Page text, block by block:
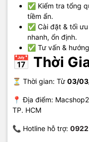
✅ Kiểm tra tổng
tiềm ẩn.
✅ Cài đặt & tối
nhanh, ổn định.
✅ Tư vấn &
📅 Thời
⏳ Thời gian: Từ 03/
📍 Địa điểm:
TP. HCM
📞 Hotline hỗ trợ: 0922